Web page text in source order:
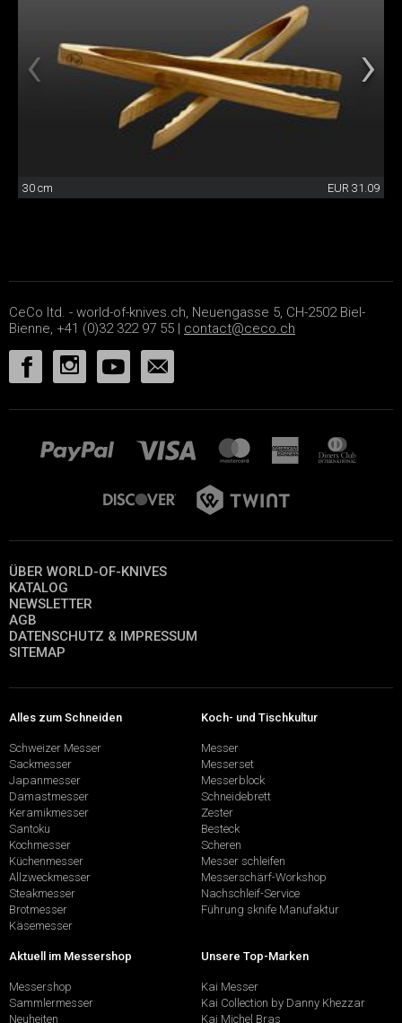
30 cm EUR 31.09
CeCo ltd. - world-of-knives.ch, Neuengasse 5, CH-2502 Biel-
Bienne, +41 (0)32 322 97 55 | contact@ceco.ch
ÜBER WORLD-OF-KNIVES
KATALOG
NEWSLETTER
AGB
DATENSCHUTZ & IMPRESSUM
SITEMAP
Alles zum Schneiden
Schweizer Messer
Sackmesser
Japanmesser
Damastmesser
Keramikmesser
Santoku
Kochmesser
Küchenmesser
Allzweckmesser
Steakmesser
Brotmesser
Käsemesser
Koch- und Tischkultur
Messer
Messerset
Messerblock
Schneidebrett
Zester
Besteck
Scheren
Messer schleifen
Messerschärf-Workshop
Nachschleif-Service
Führung sknife Manufaktur
Aktuell im Messershop
Messershop
Sammlermesser
Neuheiten
Unsere Top-Marken
Kai Messer
Kai Collection by Danny Khezzar
Kai Michel Bras